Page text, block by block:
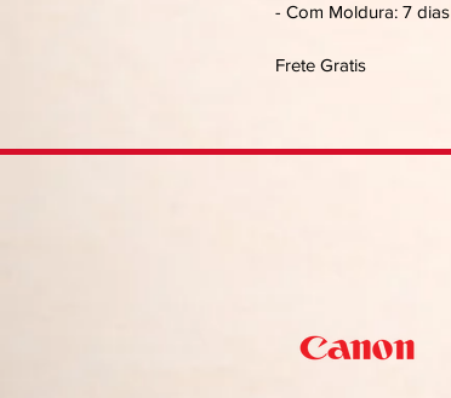
- Com Moldura: 7
Frete Gratis